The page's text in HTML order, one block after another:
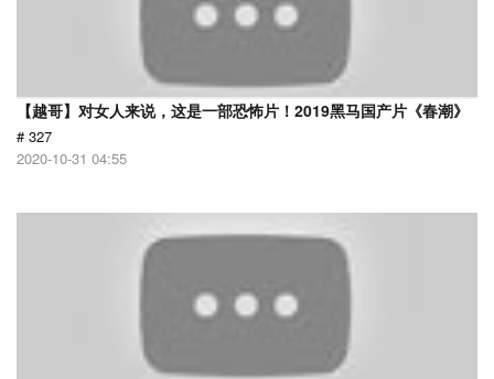
【越哥】对女人来说，这是一部恐怖片！2019黑马国产片《春潮》
# 327
2020-10-31 04:55